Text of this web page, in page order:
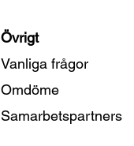
Övrigt
Vanliga frågor
Omdöme
Samarbetspartners